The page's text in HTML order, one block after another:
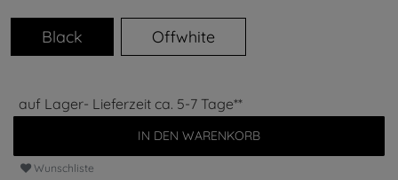
Black Offwhite
auf Lager- Lieferzeit ca. 5-7 Tage**
IN DEN WARENKORB
Wunschliste